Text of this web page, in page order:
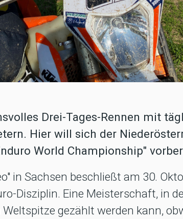
Drei-Tages-Rennen mit
Hier will sich der
World Championship"
in Sachsen beschließt am 30.
Disziplin. Eine Meisterschaft, in
gezählt werden kann,